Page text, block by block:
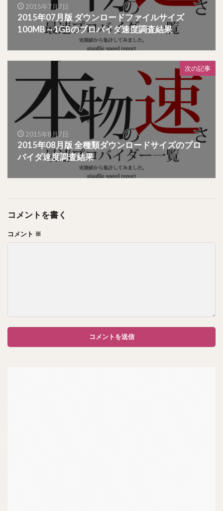
2015年7月7日
2015年07月版 ダウンロードファイルサイズ
100MB～1GBのプロバイダ速度調査結果
次の記事
2015年8月7日
2015年08月版 全種類ダウンロードサイズのプロ
バイダ速度調査結果
コメントを書く
コメント ※